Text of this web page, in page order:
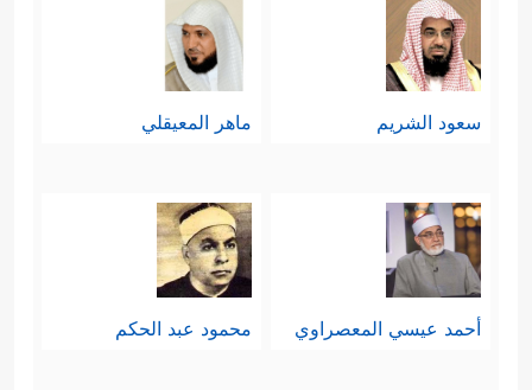
سعود الشريم ماهر المعيقلي
أحمد عيسي المعصراوي محمود عبد الحكم